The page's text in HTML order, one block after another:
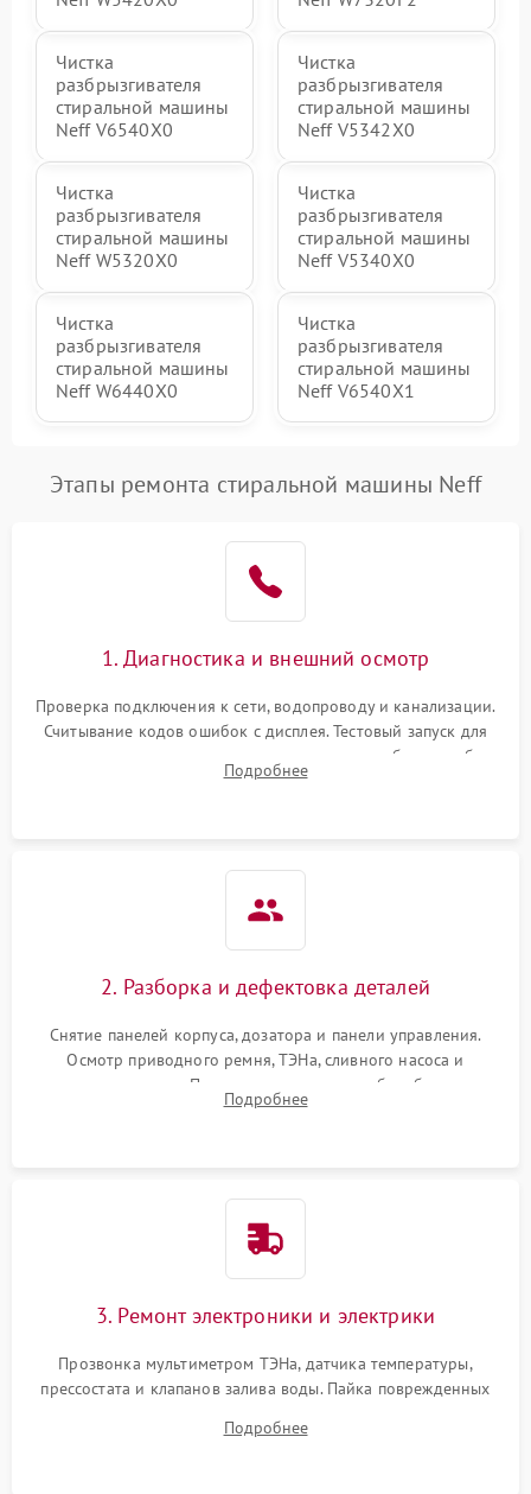
Чистка
разбрызгивателя
стиральной машины
Neff V6540X0
Чистка
разбрызгивателя
стиральной машины
Neff V5342X0
Чистка
разбрызгивателя
стиральной машины
Neff W5320X0
Чистка
разбрызгивателя
стиральной машины
Neff V5340X0
Чистка
разбрызгивателя
стиральной машины
Neff W6440X0
Чистка
разбрызгивателя
стиральной машины
Neff V6540X1
Этапы ремонта стиральной машины Neff
1. Диагностика и внешний осмотр
Проверка подключения к сети, водопроводу и канализации.
Считывание кодов ошибок с дисплея. Тестовый запуск для
выявления посторонних шумов, протечек или сбоев в работе
электронного модуля управления.
Подробнее
2. Разборка и дефектовка деталей
Снятие панелей корпуса, дозатора и панели управления.
Осмотр приводного ремня, ТЭНа, сливного насоса и
амортизаторов. Проверка подшипников барабана и
крестовины на износ, а манжеты люка на разрывы.
Подробнее
3. Ремонт электроники и электрики
Прозвонка мультиметром ТЭНа, датчика температуры,
прессостата и клапанов залива воды. Пайка поврежденных
Восстановление целостности проводки и контактов.
Подробнее